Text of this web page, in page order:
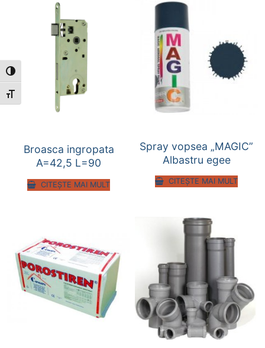
Toggle High Contrast
Toggle Font size
Broasca ingropata
A=42,5 L=90
CITEȘTE MAI MULT
Spray vopsea „MAGIC”
Albastru egee
CITEȘTE MAI MULT